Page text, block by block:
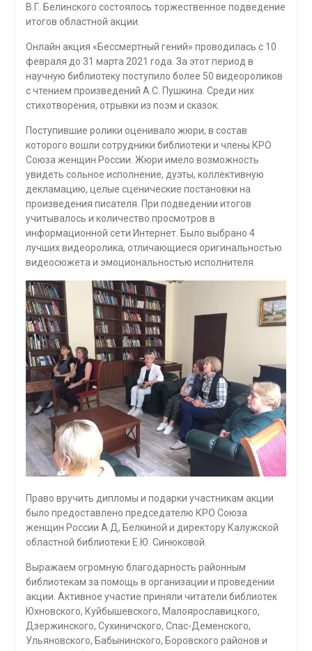
В.Г. Белинского состоялось торжественное подведение
итогов областной акции.
Онлайн акция «Бессмертный гений» проводилась с 10
февраля до 31 марта 2021 года. За этот период в
научную библиотеку поступило более 50 видеороликов
с чтением произведений А.С. Пушкина. Среди них
стихотворения, отрывки из поэм и сказок.
Поступившие ролики оценивало жюри, в состав
которого вошли сотрудники библиотеки и члены КРО
Союза женщин России. Жюри имело возможность
увидеть сольное исполнение, дуэты, коллективную
декламацию, целые сценические постановки на
произведения писателя. При подведении итогов
учитывалось и количество просмотров в
информационной сети Интернет. Было выбрано 4
лучших видеоролика, отличающиеся оригинальностью
видеосюжета и эмоциональностью исполнителя.
Право вручить дипломы и подарки участникам акции
было предоставлено председателю КРО Союза
женщин России А.Д, Белкиной и директору Калужской
областной библиотеки Е.Ю. Синюковой.
Выражаем огромную благодарность районным
библиотекам за помощь в организации и проведении
акции. Активное участие приняли читатели библиотек
Юхновского, Куйбышевского, Малоярославицкого,
Дзержинского, Сухиничского, Спас-Деменского,
Ульяновского, Бабынинского, Боровского районов и